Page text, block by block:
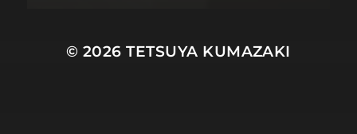
© 2026TETSUYA KUMAZAKI